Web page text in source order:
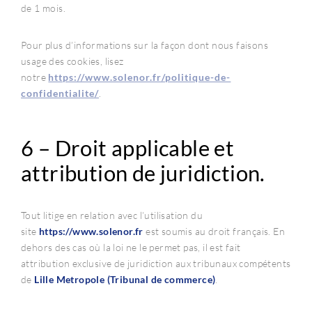
de 1 mois.
Pour plus d’informations sur la façon dont nous faisons
usage des cookies, lisez
notre https://www.solenor.fr/politique-de-
confidentialite/
6 – Droit applicable et
attribution de juridiction.
Tout litige en relation avec l’utilisation du
site https://www.solenor.fr est soumis au droit français. En
dehors des cas où la loi ne le permet pas, il est fait
attribution exclusive de juridiction aux tribunaux compétents
de Lille Metropole (Tribunal de commerce)